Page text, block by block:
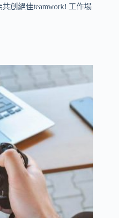
創絕佳teamwork! 工作場